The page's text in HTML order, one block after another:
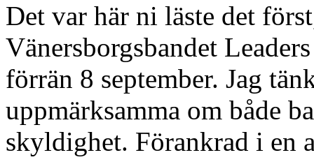
Det var här ni läste det
Vänersborgsbandet
förrän 8 september. Jag
uppmärksamma om både
skyldighet. Förankrad i en